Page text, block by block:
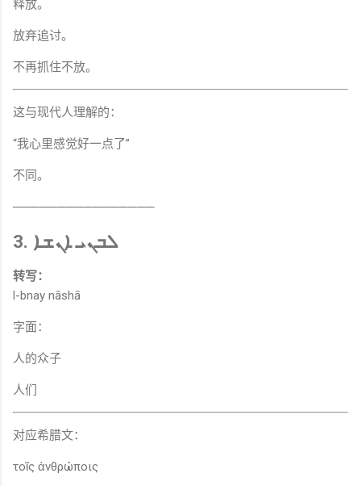
释放。
放弃追讨。
不再抓住不放。
这与现代人理解的：
“我心里感觉好一点了”
不同。
────────────────
3. ܠܒܢܝ ܐܢܫܐ
转写：
l-bnay nāshā
字面：
人的众子
人们
对应希腊文：
τοῖς ἀνθρώποις